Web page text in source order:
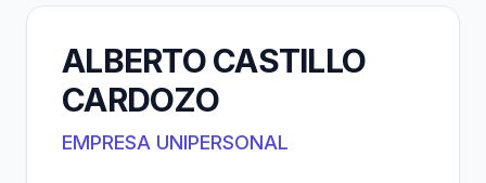
ALBERTO CASTILLO
CARDOZO
EMPRESA UNIPERSONAL